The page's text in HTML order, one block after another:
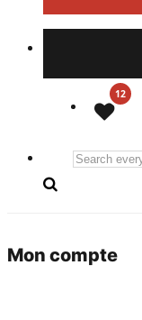
Search
Mon compte